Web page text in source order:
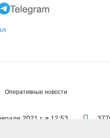
Оперативные новости
2021 г. в 12:53